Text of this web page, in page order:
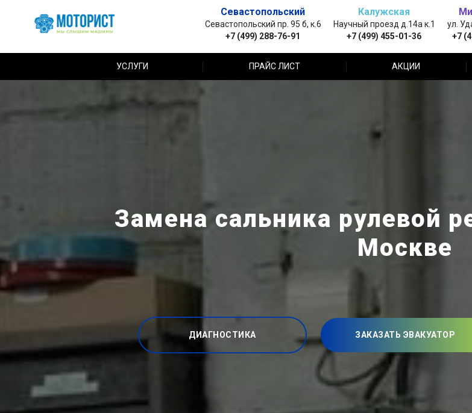
Севастопольский
Севастопольский пр. 95 б, к.6
+7 (499) 288-76-91
Калужская
Научный проезд д.14а к.1
+7 (499) 455-01-36
ул.
+7
УСЛУГИ ПРАЙС ЛИСТ АКЦИИ
Замена сальника рулевой
Москве
ДИАГНОСТИКА ЗАКАЗАТЬ ЭВАКУАТОР